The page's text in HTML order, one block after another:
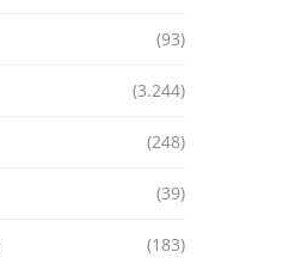
(93)
(3.244)
(248)
(39)
(183)